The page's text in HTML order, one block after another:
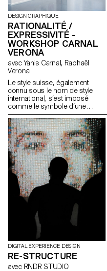
DESIGN GRAPHIQUE
RATIONALITÉ /
EXPRESSIVITÉ -
WORKSHOP CARNAL
VERONA
avec Yanis Carnal, Raphaël
Verona
Le style suisse, également
connu sous le nom de style
international, s’est imposé
comme le symbole d’une
approche radicale du design
graphique et de la typographie.
Il est l’expression d’un idéal
d’efficacité et de rationalité.
Omniprésent, plus d’un demi-
siècle après son apparition, a-
t-il toujours la même
pertinence aujourd’hui ? Quelle
est son influence sur nos
imaginaires et sur notre
pratique ? La Suisse n’a-t-elle
pas d’autres facettes à travers
lesquelles communiquer et
quels pourraient être les
nouveaux langages graphiques
et typographiques pour les
représenter ?
DIGITAL EXPERIENCE DESIGN
RE-STRUCTURE
avec RNDR STUDIO